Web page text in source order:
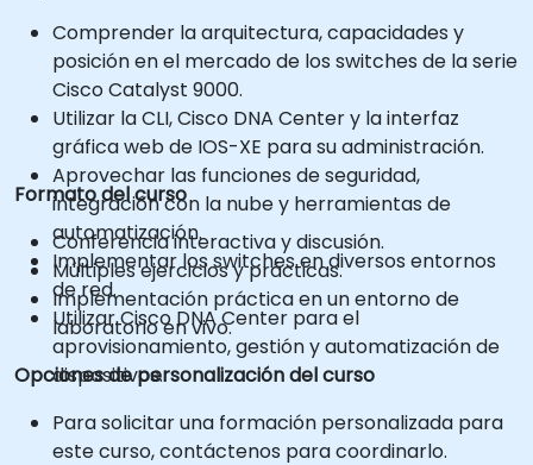
Comprender la arquitectura, capacidades y
posición en el mercado de los switches de la serie
Cisco Catalyst 9000.
Utilizar la CLI, Cisco DNA Center y la interfaz
gráfica web de IOS-XE para su administración.
Aprovechar las funciones de seguridad,
integración con la nube y herramientas de
automatización.
Implementar los switches en diversos entornos
de red.
Utilizar Cisco DNA Center para el
aprovisionamiento, gestión y automatización de
dispositivos.
Formato del curso
Conferencia interactiva y discusión.
Múltiples ejercicios y prácticas.
Implementación práctica en un entorno de
laboratorio en vivo.
Opciones de personalización del curso
Para solicitar una formación personalizada para
este curso, contáctenos para coordinarlo.